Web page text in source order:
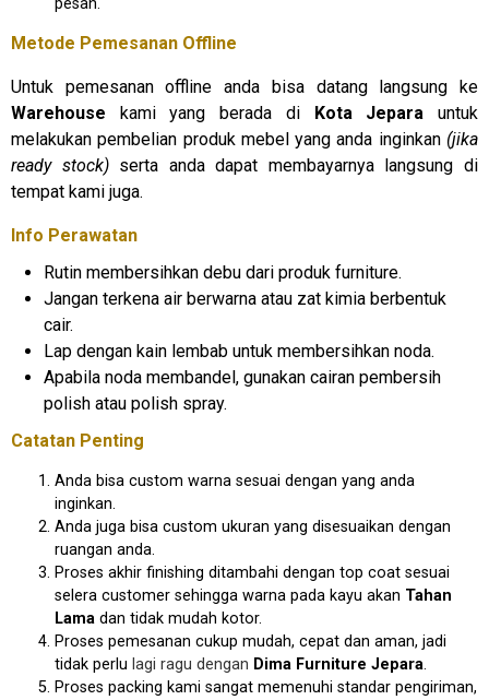
Metode Pemesanan Offline
Untuk pemesanan offline anda bisa datang langsung ke
Warehouse kami yang berada di Kota Jepara untuk
melakukan pembelian produk mebel yang anda inginkan (jika
ready stock)serta anda dapat membayarnya langsung di
tempat kami juga.
Info Perawatan
Rutin membersihkan debu dari produk furniture.
Jangan terkena air berwarna atau zat kimia berbentuk
cair.
Lap dengan kain lembab untuk membersihkan noda.
Apabila noda membandel, gunakan cairan pembersih
polish atau polish spray.
Catatan Penting
Anda bisa custom warna sesuai dengan yang anda
inginkan.
Anda juga bisa custom ukuran yang disesuaikan dengan
ruangan anda.
Proses akhir finishing ditambahi dengan top coat sesuai
selera customer sehingga warna pada kayu akan Tahan
Lama dan tidak mudah kotor.
Proses pemesanan cukup mudah, cepat dan aman, jadi
tidak perlu lagi ragu dengan Dima Furniture Jepara.
Proses packing kami sangat memenuhi standar pengiriman,